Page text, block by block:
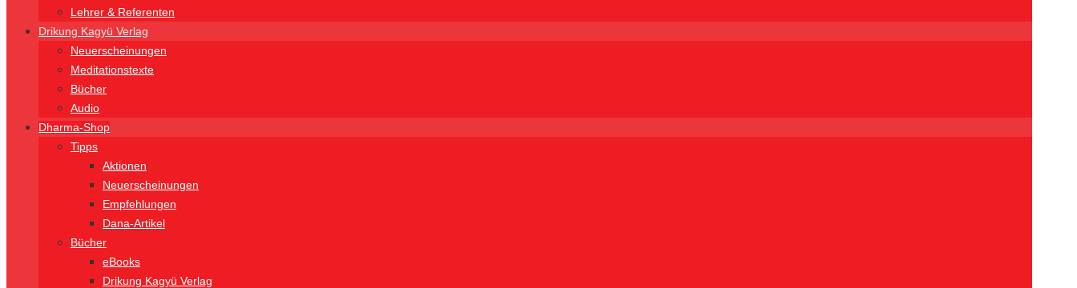
Lehrer & Referenten
Drikung Kagyü Verlag
Neuerscheinungen
Meditationstexte
Bücher
Audio
Dharma-Shop
Tipps
Aktionen
Neuerscheinungen
Empfehlungen
Dana-Artikel
Bücher
eBooks
Drikung Kagyü Verlag